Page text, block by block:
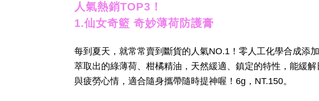
人氣熱銷TOP3！
1.仙女奇籃 奇妙薄荷防護膏
每到夏天，就常常賣到斷貨的人氣NO.1！零人工化學合成添
萃取出的綠薄荷、柑橘精油，天然緩適、鎮定的特性，能緩
與疲勞心情，適合隨身攜帶隨時提神喔！6g，NT.150。